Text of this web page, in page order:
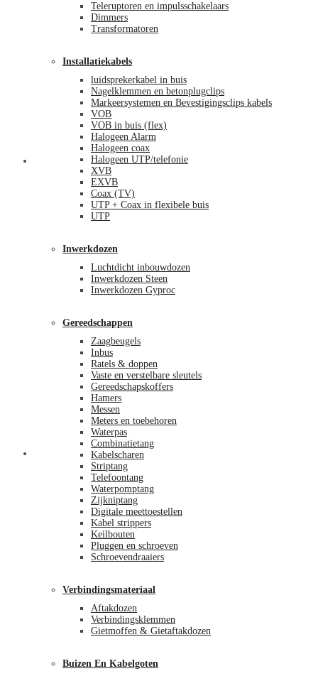
Mijn account
Teleruptoren en impulsschakelaars
Dimmers
Transformatoren
Installatiekabels
luidsprekerkabel in buis
Nagelklemmen en betonplugclips
Markeersystemen en Bevestigingsclips kabels
VOB
VOB in buis (flex)
Halogeen Alarm
Halogeen coax
Halogeen UTP/telefonie
XVB
EXVB
Coax (TV)
UTP + Coax in flexibele buis
UTP
Inwerkdozen
Luchtdicht inbouwdozen
Inwerkdozen Steen
Inwerkdozen Gyproc
Gereedschappen
Zaagbeugels
Inbus
Ratels & doppen
Vaste en verstelbare sleutels
Gereedschapskoffers
Hamers
Messen
Meters en toebehoren
Waterpas
Combinatietang
Kabelscharen
Striptang
Telefoontang
Waterpomptang
Zijkniptang
Digitale meettoestellen
Kabel strippers
Keilbouten
Pluggen en schroeven
Schroevendraaiers
Verbindingsmateriaal
Aftakdozen
Verbindingsklemmen
Gietmoffen & Gietaftakdozen
Buizen En Kabelgoten